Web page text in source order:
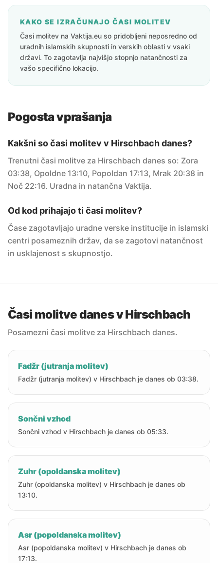
KAKO SE IZRAČUNAJO ČASI MOLITEV
Časi molitev na Vaktija.eu so pridobljeni neposredno od
uradnih islamskih skupnosti in verskih oblasti v vsaki
državi. To zagotavlja najvišjo stopnjo natančnosti za
vašo specifično lokacijo.
Pogosta vprašanja
Kakšni so časi molitev v Hirschbach danes?
Trenutni časi molitve za Hirschbach danes so: Zora
03:38, Opoldne 13:10, Popoldan 17:13, Mrak 20:38 in
Noč 22:16. Uradna in natančna Vaktija.
Od kod prihajajo ti časi molitev?
Čase zagotavljajo uradne verske institucije in islamski
centri posameznih držav, da se zagotovi natančnost
in usklajenost s skupnostjo.
Časi molitve danes v Hirschbach
Posamezni časi molitve za Hirschbach danes.
Fadžr (jutranja molitev)
Fadžr (jutranja molitev) v Hirschbach je danes ob 03:38.
Sončni vzhod
Sončni vzhod v Hirschbach je danes ob 05:33.
Zuhr (opoldanska molitev)
Zuhr (opoldanska molitev) v Hirschbach je danes ob
13:10.
Asr (popoldanska molitev)
Asr (popoldanska molitev) v Hirschbach je danes ob
17:13.